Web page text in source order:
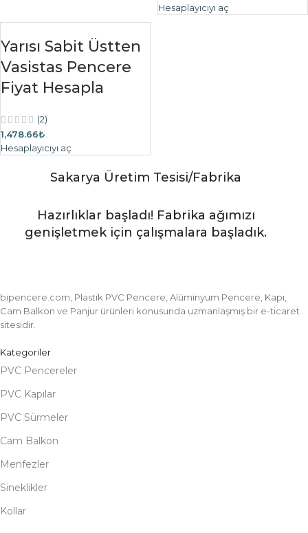
Hesaplayıcıyı aç
Yarısı Sabit Üstten
Vasistas Pencere
Fiyat Hesapla
(2)
1,478.66₺
Hesaplayıcıyı aç
Sakarya Üretim Tesisi/Fabrika
Hazırlıklar başladı! Fabrika ağımızı
genişletmek için çalışmalara başladık.
bipencere.com, Plastik PVC Pencere, Alüminyum Pencere, Kapı,
Cam Balkon ve Panjur ürünleri konusunda uzmanlaşmış bir e-ticaret
sitesidir.
Kategoriler
PVC Pencereler
PVC Kapılar
PVC Sürmeler
Cam Balkon
Menfezler
Sineklikler
Kollar